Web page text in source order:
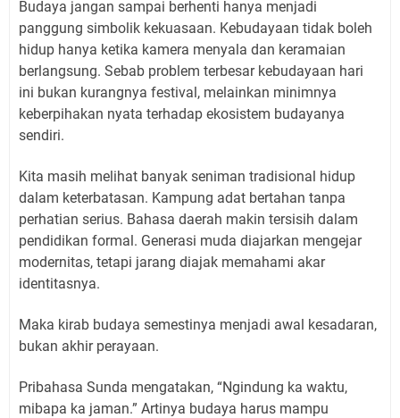
Budaya jangan sampai berhenti hanya menjadi
panggung simbolik kekuasaan. Kebudayaan tidak boleh
hidup hanya ketika kamera menyala dan keramaian
berlangsung. Sebab problem terbesar kebudayaan hari
ini bukan kurangnya festival, melainkan minimnya
keberpihakan nyata terhadap ekosistem budayanya
sendiri.
Kita masih melihat banyak seniman tradisional hidup
dalam keterbatasan. Kampung adat bertahan tanpa
perhatian serius. Bahasa daerah makin tersisih dalam
pendidikan formal. Generasi muda diajarkan mengejar
modernitas, tetapi jarang diajak memahami akar
identitasnya.
Maka kirab budaya semestinya menjadi awal kesadaran,
bukan akhir perayaan.
Pribahasa Sunda mengatakan, “Ngindung ka waktu,
mibapa ka jaman.” Artinya budaya harus mampu